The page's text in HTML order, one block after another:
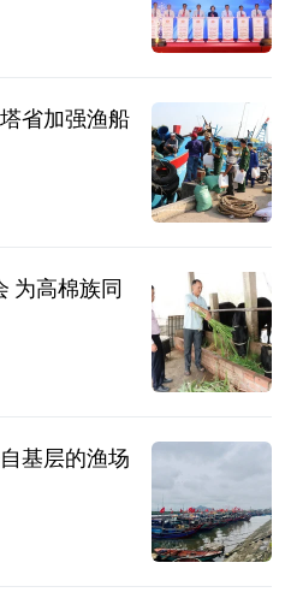
省加强渔船
为高棉族同
基层的渔场